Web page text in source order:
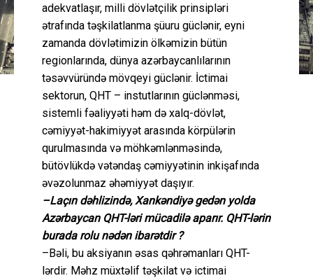
adekvatlaşır, milli dövlətçilik prinsipləri
ətrafında təşkilatlanma şüuru güclənir, eyni
zamanda dövlətimizin ölkəmizin bütün
regionlarında, dünya azərbaycanlılarının
təsəvvüründə mövqeyi güclənir. İctimai
sektorun, QHT – instutlarının güclənməsi,
sistemli fəaliyyəti həm də xalq-dövlət,
cəmiyyət-hakimiyyət arasında körpülərin
qurulmasında və möhkəmlənməsində,
bütövlükdə vətəndaş cəmiyyətinin inkişafında
əvəzolunmaz əhəmiyyət daşıyır.
–Laçın dəhlizində, Xankəndiyə gedən yolda
Azərbaycan QHT-ləri mücadilə aparır. QHT-lərin
burada rolu nədən ibarətdir ?
–Bəli, bu aksiyanın əsas qəhrəmanları QHT-
lərdir. Məhz müxtəlif təşkilat və ictimai